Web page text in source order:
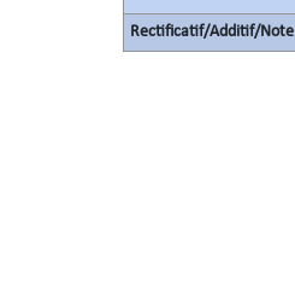
Rectificatif/Additif/Note